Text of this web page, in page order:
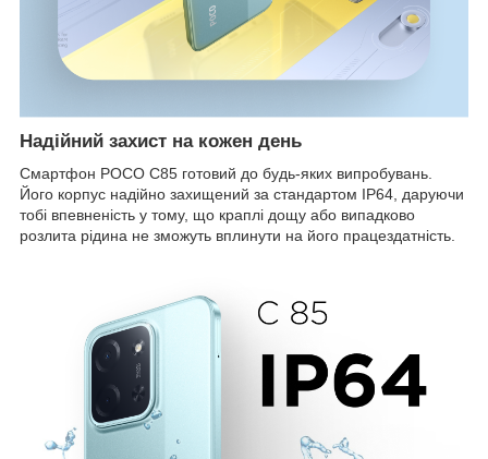
Надійний захист на кожен день
Смартфон POCO C85 готовий до будь-яких випробувань.
Його корпус надійно захищений за стандартом IP64, даруючи
тобі впевненість у тому, що краплі дощу або випадково
розлита рідина не зможуть вплинути на його працездатність.